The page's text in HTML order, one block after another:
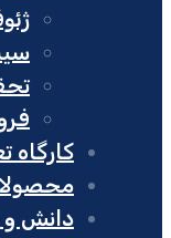
کارگاه
دانش و